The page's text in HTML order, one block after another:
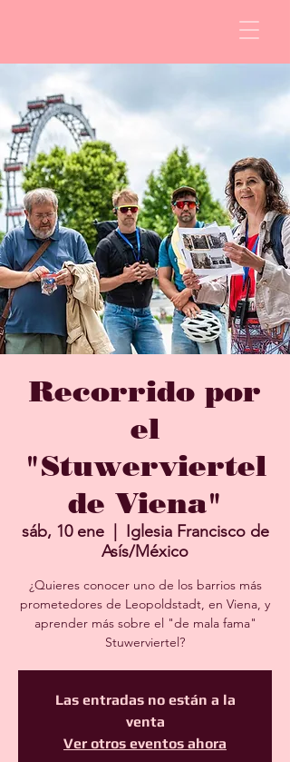
Recorrido por
el
"Stuwerviertel
de Viena"
sáb, 10 ene
  |
Iglesia Francisco de
Asís/México
¿Quieres conocer uno de los barrios más
prometedores de Leopoldstadt, en Viena, y
aprender más sobre el "de mala fama"
Stuwerviertel?
Las entradas no están a la
venta
Ver otros eventos ahora